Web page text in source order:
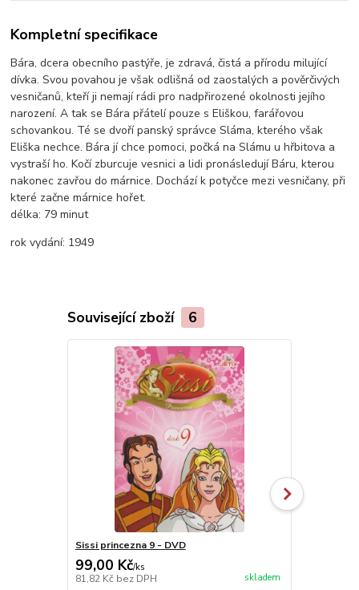
Kompletní specifikace
Bára, dcera obecního pastýře, je zdravá, čistá a přírodu milující
dívka. Svou povahou je však odlišná od zaostalých a pověrčivých
vesničanů, kteří ji nemají rádi pro nadpřirozené okolnosti jejího
narození. A tak se Bára přátelí pouze s Eliškou, farářovou
schovankou. Té se dvoří panský správce Sláma, kterého však
Eliška nechce. Bára jí chce pomoci, počká na Slámu u hřbitova a
vystraší ho. Kočí zburcuje vesnici a lidi pronásledují Báru, kterou
nakonec zavřou do márnice. Dochází k potyčce mezi vesničany, při
které začne márnice hořet.
délka: 79 minut
rok vydání: 1949
Související zboží 6
Sissi princezna 9 - DVD
99,00 Kč/ks
81,82 Kč bez DPH skladem